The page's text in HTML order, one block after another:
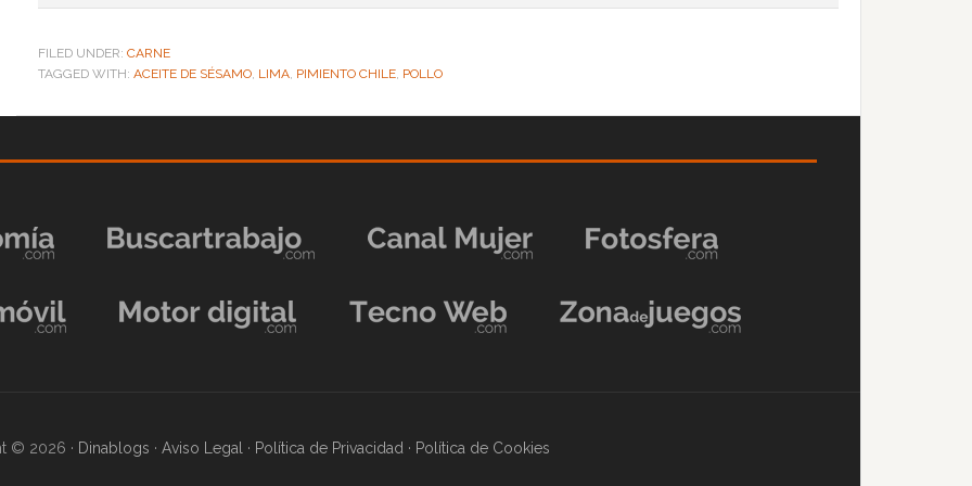
FILED UNDER: CARNE
TAGGED WITH: ACEITE DE SÉSAMO, LIMA, PIMIENTO CHILE, POLLO
© 2026 · Dinablogs · Aviso Legal · Política de Privacidad · Política de Cookies